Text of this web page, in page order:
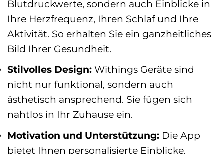
Blutdruckwerte, sondern auch Einblicke in
Ihre Herzfrequenz, Ihren Schlaf und Ihre
Aktivität. So erhalten Sie ein ganzheitliches
Bild Ihrer Gesundheit.
Stilvolles Design: Withings Geräte sind
nicht nur funktional, sondern auch
ästhetisch ansprechend. Sie fügen sich
nahtlos in Ihr Zuhause ein.
Motivation und Unterstützung: Die App
bietet Ihnen personalisierte Einblicke,